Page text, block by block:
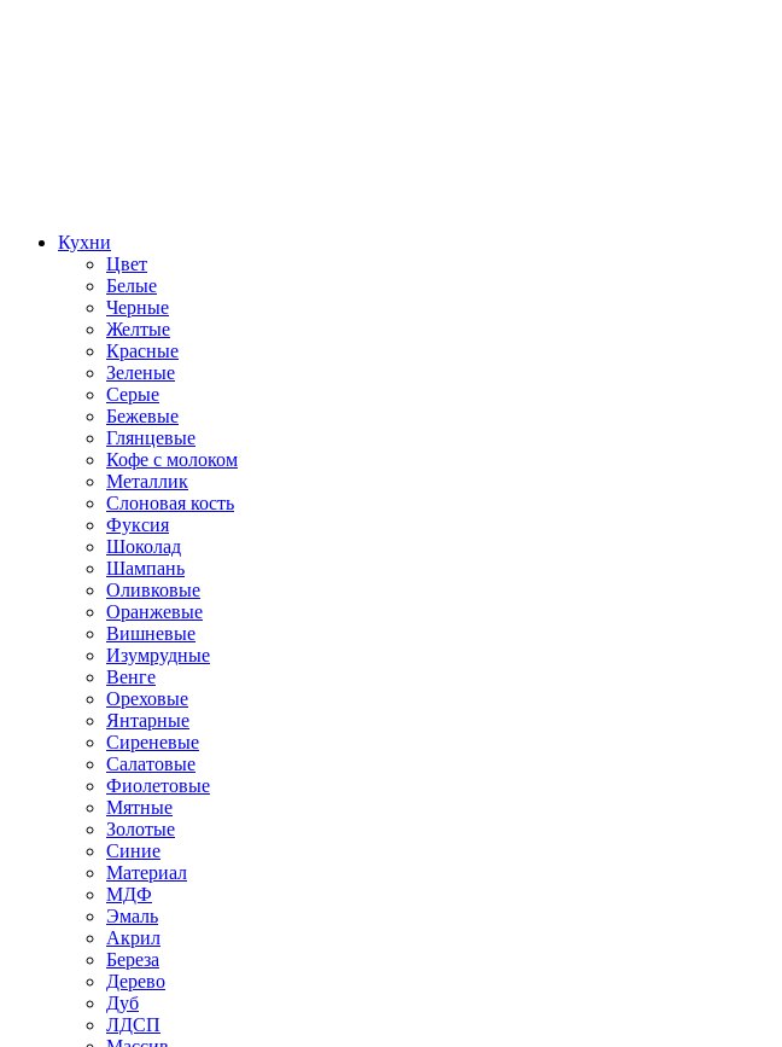
Кухни
Цвет
Белые
Черные
Желтые
Красные
Зеленые
Серые
Бежевые
Глянцевые
Кофе с молоком
Металлик
Слоновая кость
Фуксия
Шоколад
Шампань
Оливковые
Оранжевые
Вишневые
Изумрудные
Венге
Ореховые
Янтарные
Сиреневые
Салатовые
Фиолетовые
Мятные
Золотые
Синие
Материал
МДФ
Эмаль
Акрил
Береза
Дерево
Дуб
ЛДСП